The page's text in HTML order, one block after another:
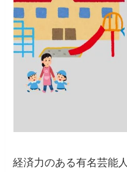
経済力のある有名芸能